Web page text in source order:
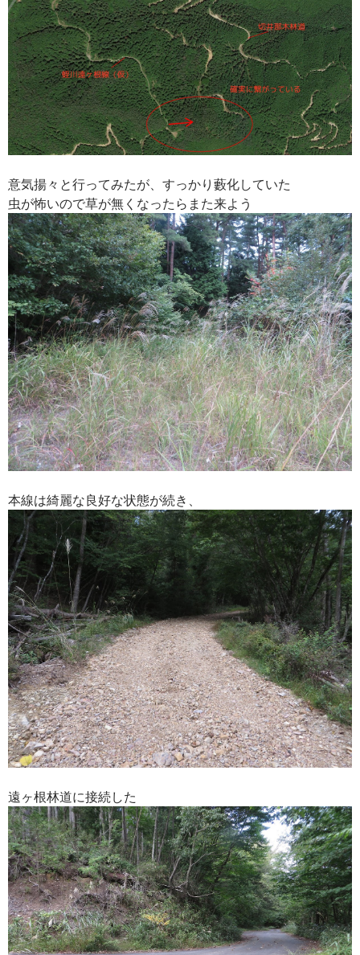
意気揚々と行ってみたが、すっかり藪化していた
虫が怖いので草が無くなったらまた来よう
本線は綺麗な良好な状態が続き、
遠ヶ根林道に接続した